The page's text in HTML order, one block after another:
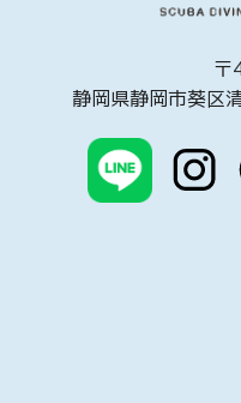
〒
静岡県静岡市葵区